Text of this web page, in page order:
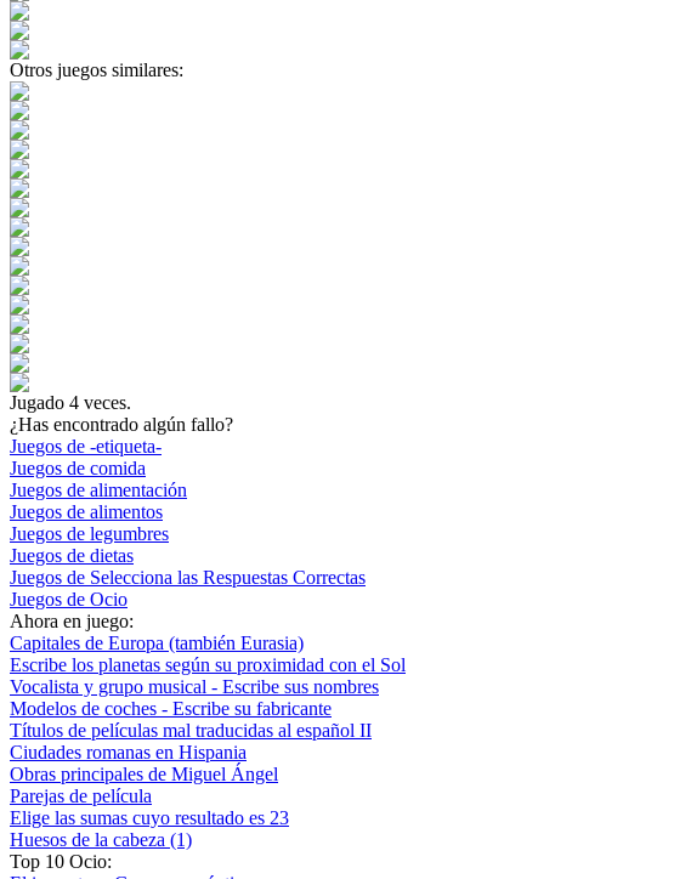
Otros juegos similares:
Jugado 4 veces.
¿Has encontrado algún fallo?
Juegos de -etiqueta-
Juegos de comida
Juegos de alimentación
Juegos de alimentos
Juegos de legumbres
Juegos de dietas
Juegos de Selecciona las Respuestas Correctas
Juegos de Ocio
Ahora en juego:
Capitales de Europa (también Eurasia)
Escribe los planetas según su proximidad con el Sol
Vocalista y grupo musical - Escribe sus nombres
Modelos de coches - Escribe su fabricante
Títulos de películas mal traducidas al español II
Ciudades romanas en Hispania
Obras principales de Miguel Ángel
Parejas de película
Elige las sumas cuyo resultado es 23
Huesos de la cabeza (1)
Top 10 Ocio: